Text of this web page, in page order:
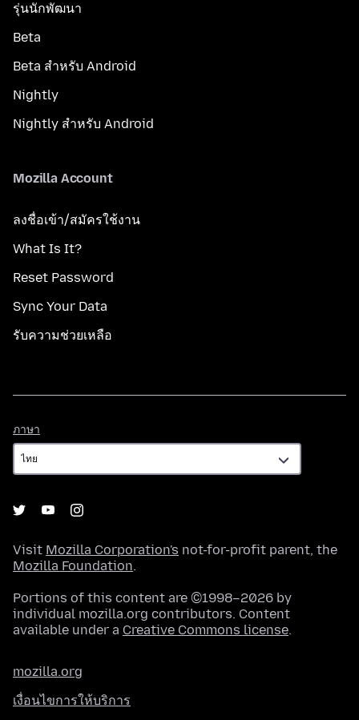
รุ่นนักพัฒนา
Beta
Beta สำหรับ Android
Nightly
Nightly สำหรับ Android
Mozilla Account
ลงชื่อเข้า/สมัครใช้งาน
What Is It?
Reset Password
Sync Your Data
รับความช่วยเหลือ
ภาษา
Visit Mozilla Corporation's not-for-profit parent, the
Mozilla Foundation.
Portions of this content are ©1998–2026 by
individual mozilla.org contributors. Content
available under a Creative Commons license.
mozilla.org
เงื่อนไขการให้บริการ